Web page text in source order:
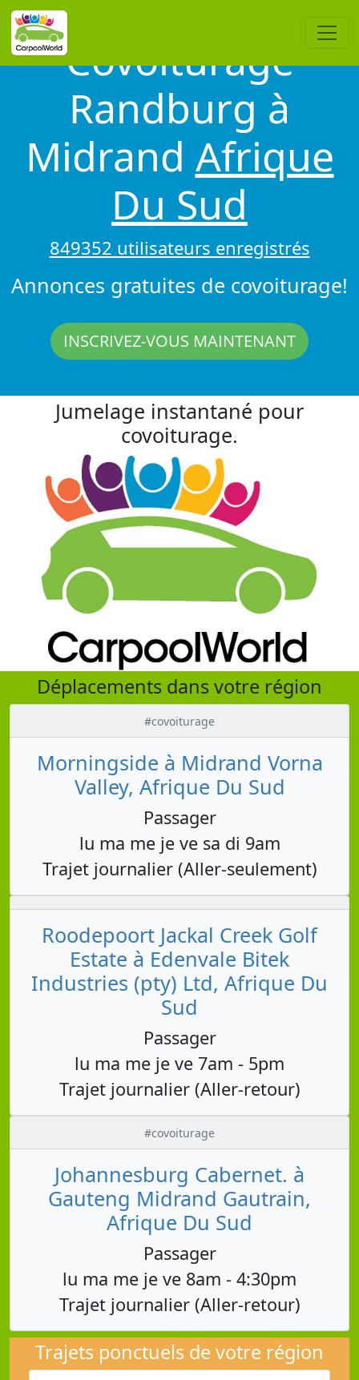
Covoiturage
Randburg à
Midrand Afrique
Du Sud
849352 utilisateurs enregistrés
Annonces gratuites de covoiturage!
INSCRIVEZ-VOUS MAINTENANT
Jumelage instantané pour
covoiturage.
Déplacements dans votre région
#covoiturage
Morningside à Midrand Vorna
Valley, Afrique Du Sud
Passager
lu ma me je ve sa di 9am
Trajet journalier (Aller-seulement)
Roodepoort Jackal Creek Golf
Estate à Edenvale Bitek
Industries (pty) Ltd, Afrique Du
Sud
Passager
lu ma me je ve 7am - 5pm
Trajet journalier (Aller-retour)
#covoiturage
Johannesburg Cabernet. à
Gauteng Midrand Gautrain,
Afrique Du Sud
Passager
lu ma me je ve 8am - 4:30pm
Trajet journalier (Aller-retour)
Trajets ponctuels de votre région